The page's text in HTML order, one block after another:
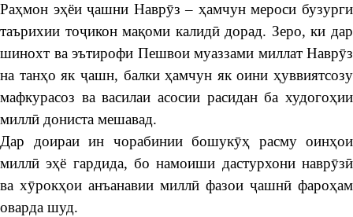
Раҳмон эҳёи ҷашни Наврӯз – ҳамчун мероси бузурги
таърихии тоҷикон мақоми калидӣ дорад. Зеро, ки дар
шинохт ва эътирофи Пешвои муаззами миллат Наврӯз
на танҳо як ҷашн, балки ҳамчун як оини ҳуввиятсозу
мафкурасоз ва василаи асосии расидан ба худогоҳии
миллӣ дониста мешавад.
Дар доираи ин чорабинии бошукӯҳ расму оинҳои
миллӣ эҳё гардида, бо намоиши дастурхони наврӯзӣ
ва хӯрокҳои анъанавии миллӣ фазои ҷашнӣ фароҳам
оварда шуд.